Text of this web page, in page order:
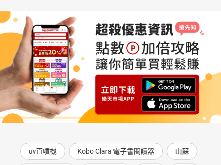
uv直噴機 Kobo Clara 電子書閱讀器 山蘇